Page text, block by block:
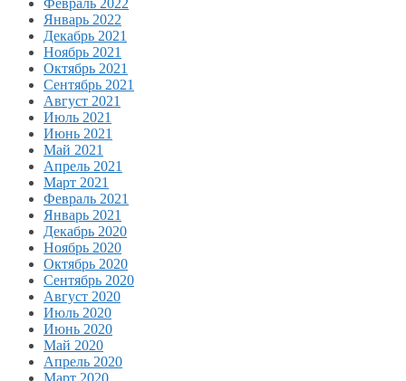
Февраль 2022
Январь 2022
Декабрь 2021
Ноябрь 2021
Октябрь 2021
Сентябрь 2021
Август 2021
Июль 2021
Июнь 2021
Май 2021
Апрель 2021
Март 2021
Февраль 2021
Январь 2021
Декабрь 2020
Ноябрь 2020
Октябрь 2020
Сентябрь 2020
Август 2020
Июль 2020
Июнь 2020
Май 2020
Апрель 2020
Март 2020